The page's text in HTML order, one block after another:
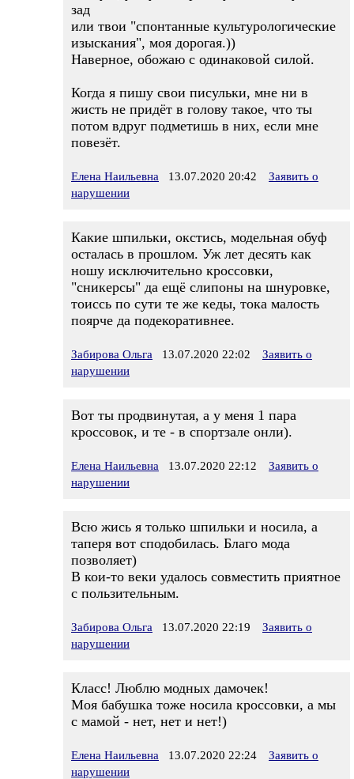
зад
или твои "спонтанные культурологические
изыскания", моя дорогая.))
Наверное, обожаю с одинаковой силой.
Когда я пишу свои писульки, мне ни в
жисть не придёт в голову такое, что ты
потом вдруг подметишь в них, если мне
повезёт.
Елена Наильевна 13.07.2020 20:42
Заявить о
нарушении
Какие шпильки, окстись, модельная обуф
осталась в прошлом. Уж лет десять как
ношу исключительно кроссовки,
"сникерсы" да ещё слипоны на шнуровке,
тоиссь по сути те же кеды, тока малость
поярче да подекоративнее.
Забирова Ольга 13.07.2020 22:02
Заявить о
нарушении
Вот ты продвинутая, а у меня 1 пара
кроссовок, и те - в спортзале онли).
Елена Наильевна 13.07.2020 22:12
Заявить о
нарушении
Всю жись я только шпильки и носила, а
таперя вот сподобилась. Благо мода
позволяет)
В кои-то веки удалось совместить приятное
с пользительным.
Забирова Ольга 13.07.2020 22:19
Заявить о
нарушении
Класс! Люблю модных дамочек!
Моя бабушка тоже носила кроссовки, а мы
с мамой - нет, нет и нет!)
Елена Наильевна 13.07.2020 22:24
Заявить о
нарушении